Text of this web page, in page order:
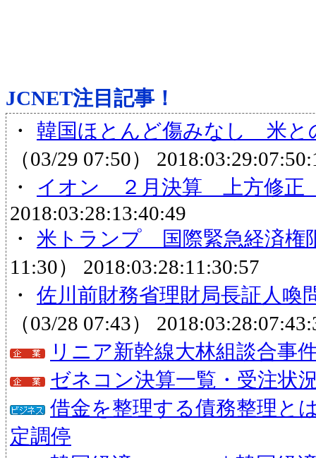
JCNET注目記事！
・ 韓国ほとんど傷みなし 米と
（03/29 07:50）
・
イオン ２月決算 上方修正
2018:03:28:13:40:49
・ 米トランプ 国際緊急経済権
11:30） 2018:03:28:11:30:57
・ 佐川前財務省理財局長証人
（03/28 07:43）
リニア新幹線大林組談合事
ゼネコン決算一覧・受注状
借金を整理する債務整理と
定調停